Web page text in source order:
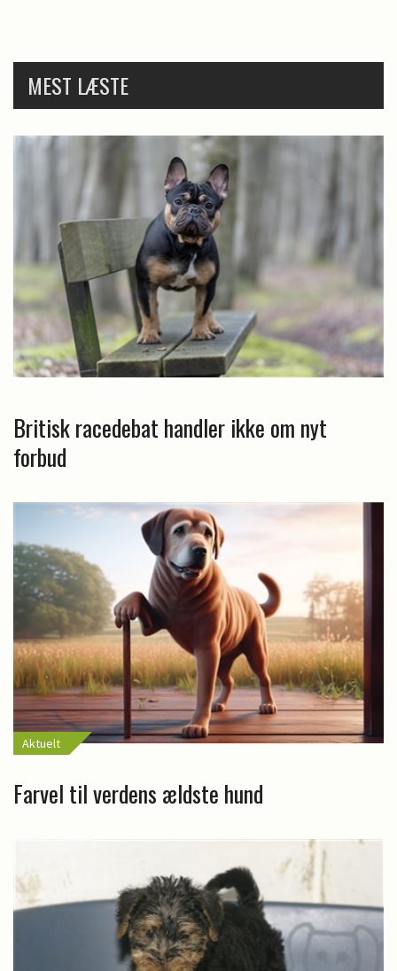
MEST LÆSTE
Britisk racedebat handler ikke om nyt
forbud
Aktuelt
Farvel til verdens ældste hund